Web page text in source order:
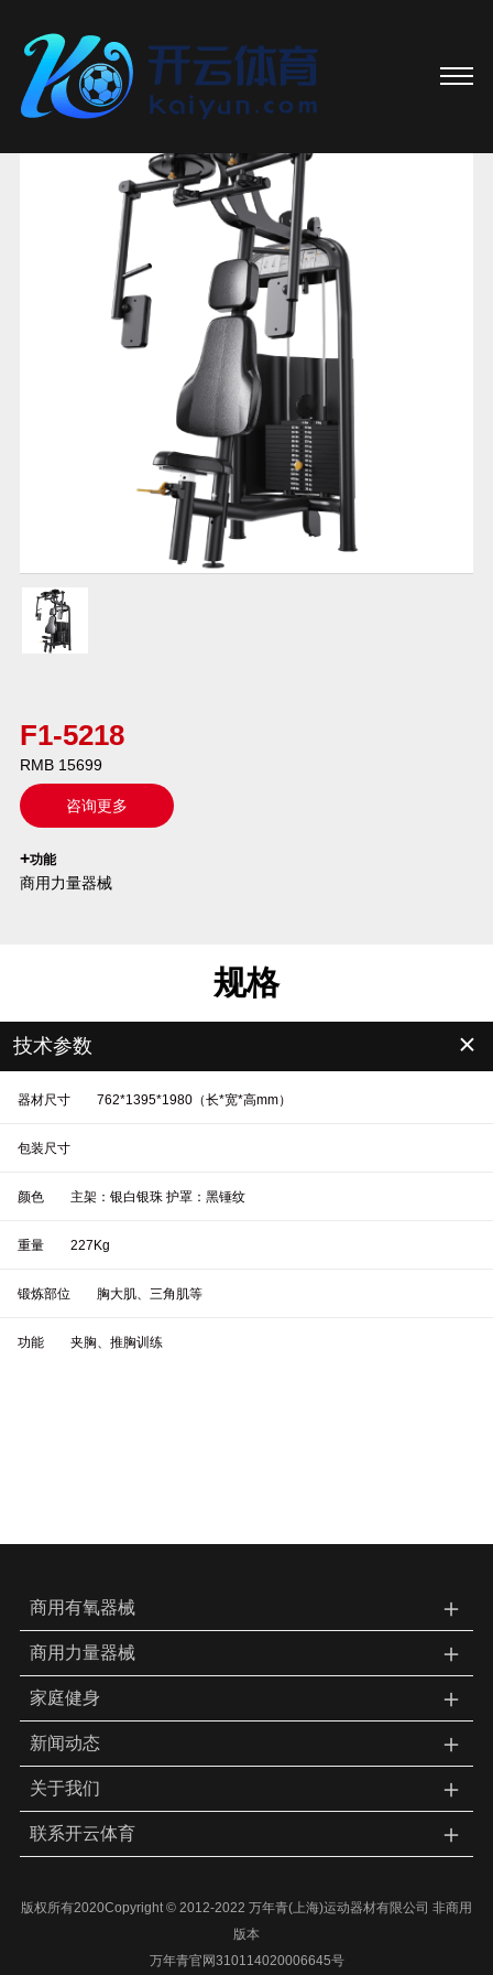
F1-5218
RMB 15699
咨询更多
`
+功能
商用力量器械
规格
技术参数 ＋
器材尺寸 762*1395*1980（长*宽*高mm）
包装尺寸
颜色 主架：银白银珠 护罩：黑锤纹
重量 227Kg
锻炼部位 胸大肌、三角肌等
功能 夹胸、推胸训练
商用有氧器械 ＋
商用力量器械 ＋
家庭健身 ＋
新闻动态 ＋
关于我们 ＋
联系开云体育 ＋
版权所有2020Copyright © 2012-2022 万年青(上海)运动器材有限公司 非商用
版本
万年青官网310114020006645号